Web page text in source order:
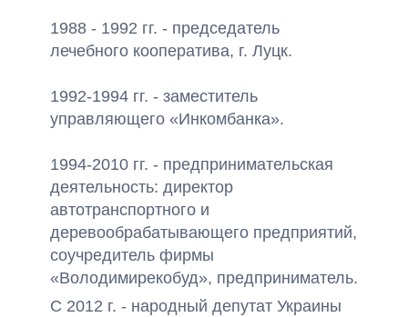
1988 - 1992 гг. - председатель
лечебного кооператива, г. Луцк.
1992-1994 гг. - заместитель
управляющего «Инкомбанка».
1994-2010 гг. - предпринимательская
деятельность: директор
автотранспортного и
деревообрабатывающего предприятий,
соучредитель фирмы
«Володимирекобуд», предприниматель.
С 2012 г. - народный депутат Украины